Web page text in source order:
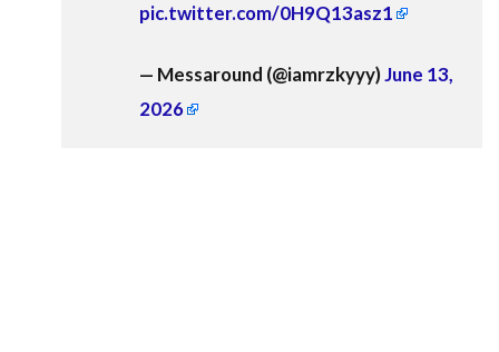
pic.twitter.com/0H9Q13asz1
— Messaround (@iamrzkyyy)June 13,
2026